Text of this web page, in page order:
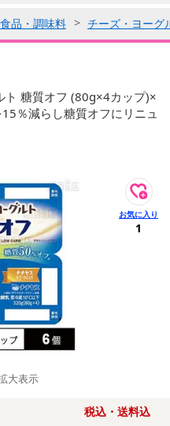
食品・調味料 チーズ・ヨーグ
ト 糖質オフ (80g×4カップ)×
％減らし糖質オフにリニュ
大表示
1
税込・送料込